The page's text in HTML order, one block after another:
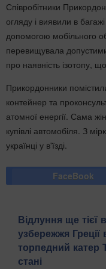
Співробітники
огляду і виявили в
допомогою мобільного
перевищувала
про наявність ізотопу,
Прикордонники
контейнер та
атомної енергії. Сама
купівлі автомобіля. З
українці у в'їзді.
FaceBook
Відлуння ще тієї
узбережжя
торпедний катер
стані